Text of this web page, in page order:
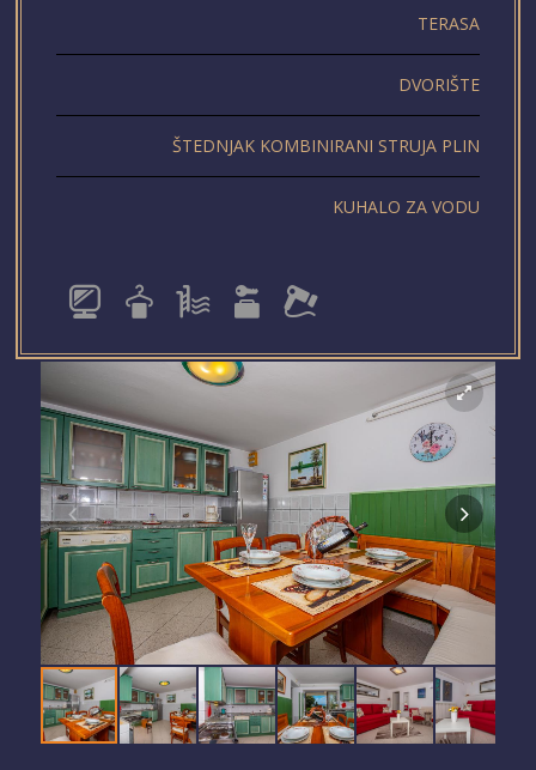
TERASA
DVORIŠTE
ŠTEDNJAK KOMBINIRANI STRUJA PLIN
KUHALO ZA VODU